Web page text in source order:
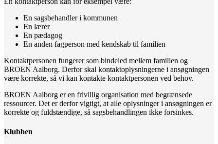
En sagsbehandler i kommunen
En lærer
En pædagog
En anden fagperson med kendskab til familien
Kontaktpersonen fungerer som bindeled mellem familien og
BROEN Aalborg. Derfor skal kontaktoplysningerne i ansøgningen
være korrekte, så vi kan kontakte kontaktpersonen ved behov.
BROEN Aalborg er en frivillig organisation med begrænsede
ressourcer. Det er derfor vigtigt, at alle oplysninger i ansøgningen er
korrekte og fuldstændige, så sagsbehandlingen ikke forsinkes.
Klubben